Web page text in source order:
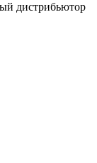
дистрибьютор